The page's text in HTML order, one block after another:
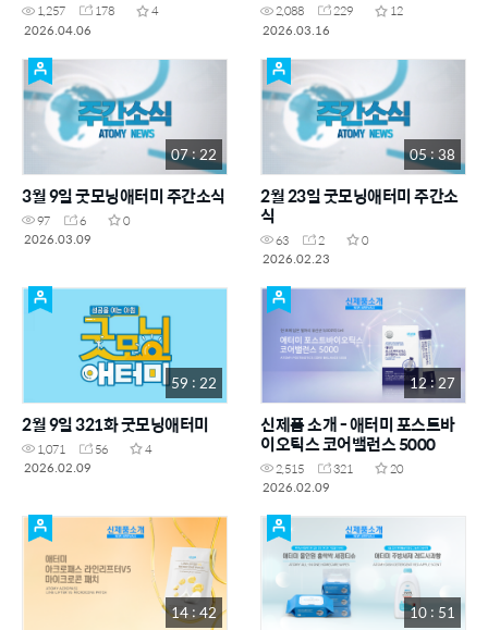
1,257 178
4
2026.04.06
2,088 229
12
2026.03.16
07 : 22
3월 9일 굿모닝애터미 주간소식
97 6
0
2026.03.09
05 : 38
2월 23일 굿모닝애터미 주간소
식
63 2
0
2026.02.23
59 : 22
2월 9일 321화 굿모닝애터미
1,071 56
4
2026.02.09
12 : 27
신제품 소개 - 애터미 포스트바
이오틱스 코어밸런스 5000
2,515 321
20
2026.02.09
14 : 42 10 : 51